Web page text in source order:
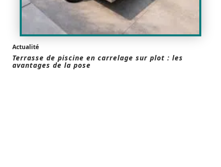
Actualité
Terrasse de piscine en carrelage sur plot : les
avantages de la pose